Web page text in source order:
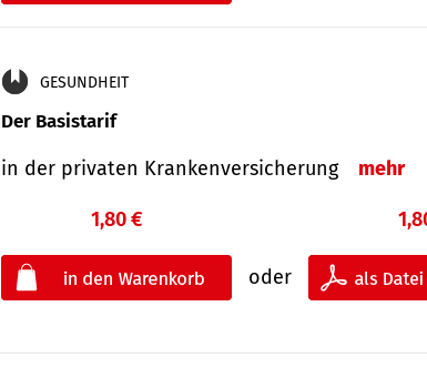
GESUNDHEIT
Der Basistarif
in der privaten Kran­ken­ver­siche­rung mehr
1,80 €
oder